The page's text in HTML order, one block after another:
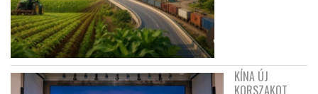
KÍNA ÚJ
KORSZAKOT